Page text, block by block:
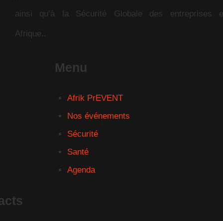
ainsi qu’à la Sécurité Globale des entreprises
Afrique..
Menu
Afrik PrEVENT
Nos événements
Sécurité
Santé
Agenda